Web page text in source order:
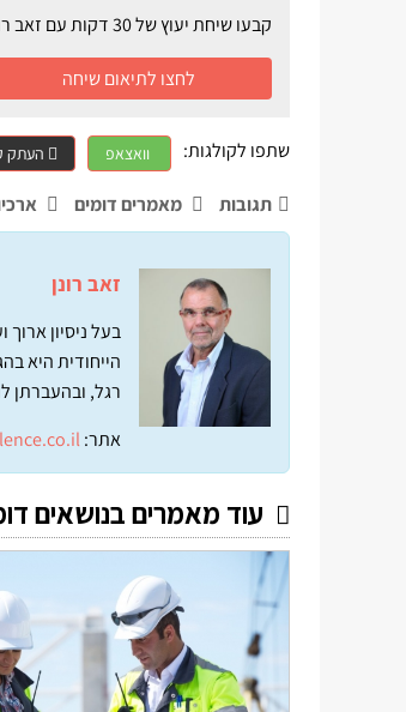
קבעו שיחת יעוץ של 30 דקות עם זאב רונן ללא תשלום וצרו התייעלות ביצור ושיפור בעבודה וברווח
לחצו לתיאום שיחה
שתפו לקולגות: וואצאפ העתק
תגובות מאמרים דומים
זאב רונן
בעל ניסיון
הייחודית היא
רגל, ובהעברתן
אתר:
עוד מאמרים בנושאים